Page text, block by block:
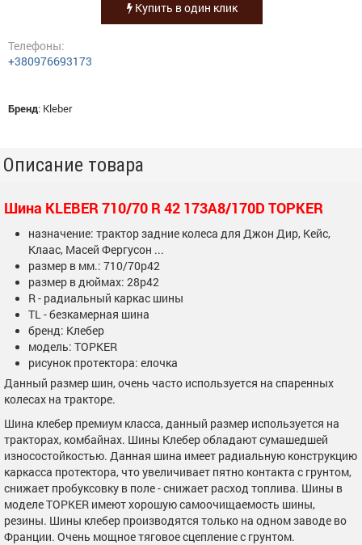
Купить в один клик
Телефоны:
+380976693173
Бренд: Kleber
Описание товара
Шина KLEBER 710/70 R 42 173A8/170D TOPKER
назначение: трактор задние колеса для Джон Дир, Кейс,
Клаас, Масей Фергусон ...
размер в мм.: 710/70р42
размер в дюймах: 28р42
R - радиальный каркас шины
TL - безкамерная шина
бренд: Клебер
модель: TOPKER
рисунок протектора: елочка
Данный размер шин, очень часто используется на спаренных
колесах на тракторе.
Шина клебер премиум класса, данный размер используется на
тракторах, комбайнах. Шины Клебер обладают сумашедшей
износостойкостью. Данная шина имеет радиальную конструкцию
каркасса протектора, что увеличивает пятно контакта с грунтом,
снижает пробуксовку в поле - снижает расход топлива. Шины в
моделе TOPKER имеют хорошую самоочищаемость шины,
резины. Шины клебер производятся только на одном заводе во
Франции. Очень мощное тяговое сцепление с грунтом.